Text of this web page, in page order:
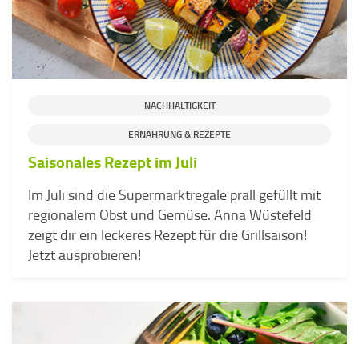
NACHHALTIGKEIT
ERNÄHRUNG & REZEPTE
Saisonales Rezept im Juli
Im Juli sind die Supermarktregale prall gefüllt mit
regionalem Obst und Gemüse. Anna Wüstefeld
zeigt dir ein leckeres Rezept für die Grillsaison!
Jetzt ausprobieren!